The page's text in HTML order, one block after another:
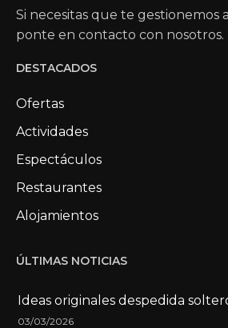
Si necesitas que te gestionemos
ponte en contacto con nosotros.
DESTACADOS
Ofertas
Actividades
Espectáculos
Restaurantes
Alojamientos
ÚLTIMAS NOTICIAS
Ideas originales despedida
03/03/2026